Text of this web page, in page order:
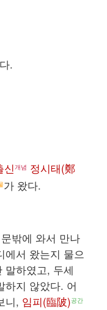
.
신개념 정시태(鄭
가 왔다.
밖에 와서 만나
에서 왔는지 물으
말하였고, 두세
하지 않았다. 어
니, 임피(臨陂)공간